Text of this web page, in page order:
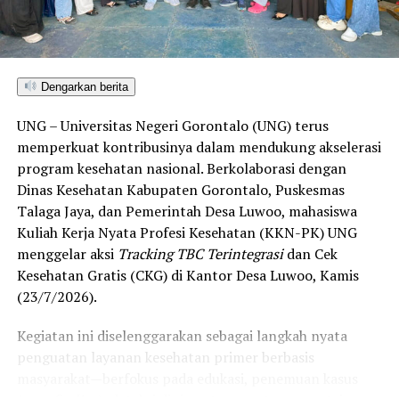
satu-satunya daerah di wilayah tersebut yang
menembus kategori “Unggul”. Sementara kabupaten lain
di Gorontalo masih berada pada kategori “Berkembang”
tertinggi di kawasan SulutGo sebagaimana dipaparkan
dalam Rakorwil TPAKD,” ungkap Wawali Indra Gobel
usai kegiatan.
Indra menambahkan, skor IKAD ini membuktikan bahwa
tingkat keterjangkauan, pemanfaatan, serta inklusivitas
layanan keuangan bagi masyarakat di Kota Gorontalo
berada di posisi terdepan.
menjadi indikator kuat atas keberhasilan pemerintah
daerah dalam mendorong masyarakat agar makin
Dengarkan berita
UNG – Universitas Negeri Gorontalo (UNG) terus
memperkuat kontribusinya dalam mendukung akselerasi
program kesehatan nasional. Berkolaborasi dengan
Dinas Kesehatan Kabupaten Gorontalo, Puskesmas
Talaga Jaya, dan Pemerintah Desa Luwoo, mahasiswa
Kuliah Kerja Nyata Profesi Kesehatan (KKN-PK) UNG
menggelar aksi Tracking TBC Terintegrasidan Cek
Kesehatan Gratis (CKG) di Kantor Desa Luwoo, Kamis
(23/7/2026).
Kegiatan ini diselenggarakan sebagai langkah nyata
penguatan layanan kesehatan primer berbasis